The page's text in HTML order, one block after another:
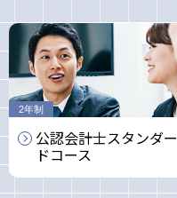
2年制
公認会計士スタンダー
ドコース